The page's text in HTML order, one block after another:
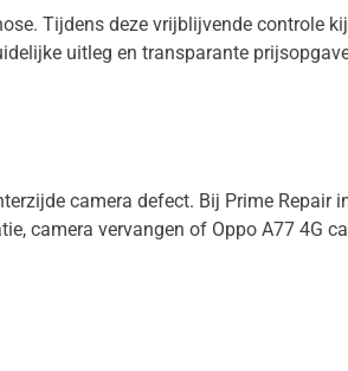
Tijdens deze vrijblijvende controle
uitleg en transparante
camera defect. Bij Prime Repair
camera vervangen of Oppo A77 4G